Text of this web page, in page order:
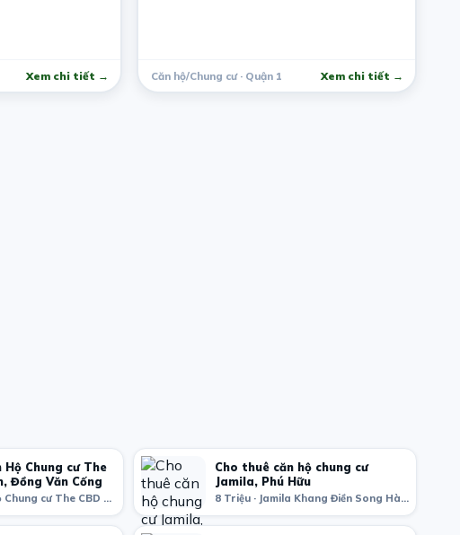
Xem chi tiết → Căn hộ/Chung cư · Quận 1 Xem chi tiết →
Hộ Chung cư The
Đồng Văn Cống
8 Triệu · Căn Hộ Chung cư The CBD Premium, Đồng Văn Cống, Thạnh Mỹ Lợi, Quận 2, Hồ Chí Minh, Việt Nam
Cho thuê căn hộ chung cư
Jamila, Phú Hữu
8 Triệu · Jamila Khang Điền Song Hành, Song Hành Road, Phú Hữu, Quận 9, Hồ Chí Minh, Việt Nam